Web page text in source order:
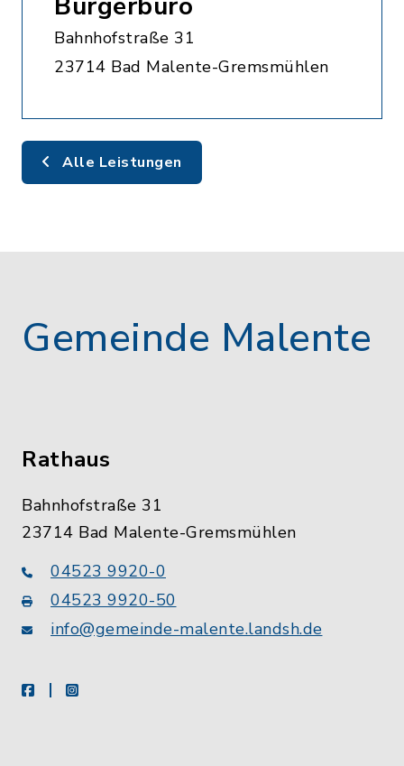
Bahnhofstraße 31
23714 Bad Malente-Gremsmühlen
Alle Leistungen
Gemeinde Malente
Rathaus
Bahnhofstraße 31
23714 Bad Malente-Gremsmühlen
04523 9920-0
04523 9920-50
info@gemeinde-malente.landsh.de
facebookinstagram